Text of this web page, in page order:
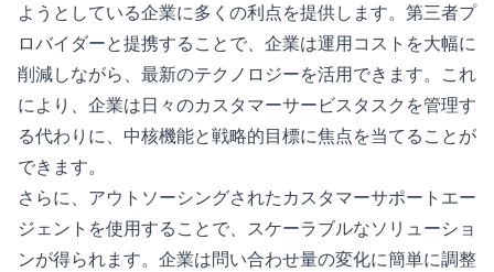
ようとしている企業に多くの利点を提供します。第三者プ
ロバイダーと提携することで、企業は運用コストを大幅に
削減しながら、最新のテクノロジーを活用できます。これ
により、企業は日々のカスタマーサービスタスクを管理す
る代わりに、中核機能と戦略的目標に焦点を当てることが
できます。
さらに、アウトソーシングされたカスタマーサポートエー
ジェントを使用することで、スケーラブルなソリューショ
ンが得られます。企業は問い合わせ量の変化に簡単に調整